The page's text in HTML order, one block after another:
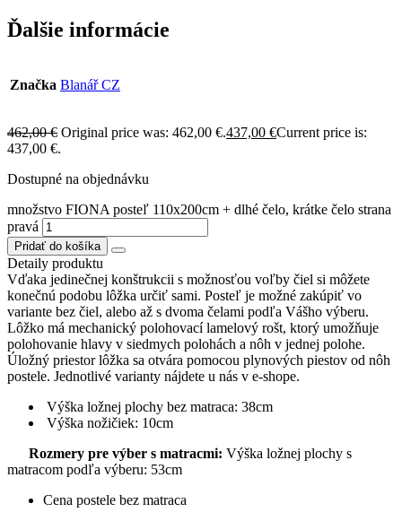
Ďalšie informácie
Značka Blanář CZ
462,00€ Original price was: 462,00 €.437,00 €Current price is:
437,00 €.
Dostupné na objednávku
množstvo FIONA posteľ 110x200cm + dlhé čelo, krátke čelo strana
pravá
Pridať do košíka
Detaily produktu
Vďaka jedinečnej konštrukcii s možnosťou voľby čiel si môžete
konečnú podobu lôžka určiť sami. Posteľ je možné zakúpiť vo
variante bez čiel, alebo až s dvoma čelami podľa Vášho výberu.
Lôžko má mechanický polohovací lamelový rošt, ktorý umožňuje
polohovanie hlavy v siedmych polohách a nôh v jednej polohe.
Úložný priestor lôžka sa otvára pomocou plynových piestov od nôh
postele. Jednotlivé varianty nájdete u nás v e-shope.
Výška ložnej plochy bez matraca: 38cm
Výška nožičiek: 10cm
Rozmery pre výber s matracmi: Výška ložnej plochy s
matracom podľa výberu: 53cm
Cena postele bez matraca